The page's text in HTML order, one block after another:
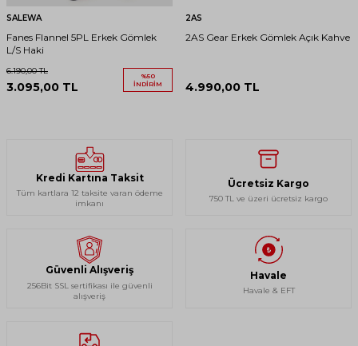
SALEWA
Fanes Flannel 5PL Erkek Gömlek
L/S Haki
6.190,00TL
3.095,00 TL
%50
İNDIRIM
2AS
2AS Gear Erkek Gömlek Açık Kahve
4.990,00 TL
Kredi Kartına Taksit
Tüm kartlara 12 taksite varan ödeme
imkanı
Ücretsiz Kargo
750 TL ve üzeri ücretsiz kargo
Güvenli Alışveriş
256Bit SSL sertifikası ile güvenli
alışveriş
Havale
Havale & EFT